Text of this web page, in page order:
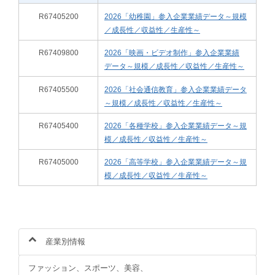
R67405200
2026「幼稚園」参入企業業績データ～規模
／成長性／収益性／生産性～
R67409800
2026「映画・ビデオ制作」参入企業業績
データ～規模／成長性／収益性／生産性～
R67405500
2026「社会通信教育」参入企業業績データ
～規模／成長性／収益性／生産性～
R67405400
2026「各種学校」参入企業業績データ～規
模／成長性／収益性／生産性～
R67405000
2026「高等学校」参入企業業績データ～規
模／成長性／収益性／生産性～
産業別情報
ファッション、スポーツ、美容、